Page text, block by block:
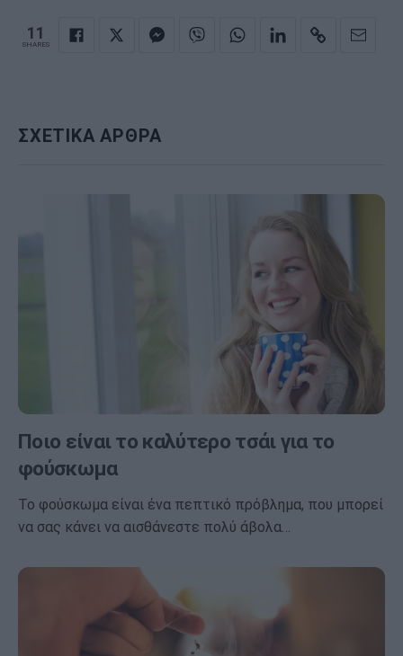
11
SHARES
ΣΧΕΤΙΚΑ ΑΡΘΡΑ
Ποιο είναι το καλύτερο τσάι για το
φούσκωμα
Το φούσκωμα είναι ένα πεπτικό πρόβλημα, που μπορεί
να σας κάνει να αισθάνεστε πολύ άβολα…